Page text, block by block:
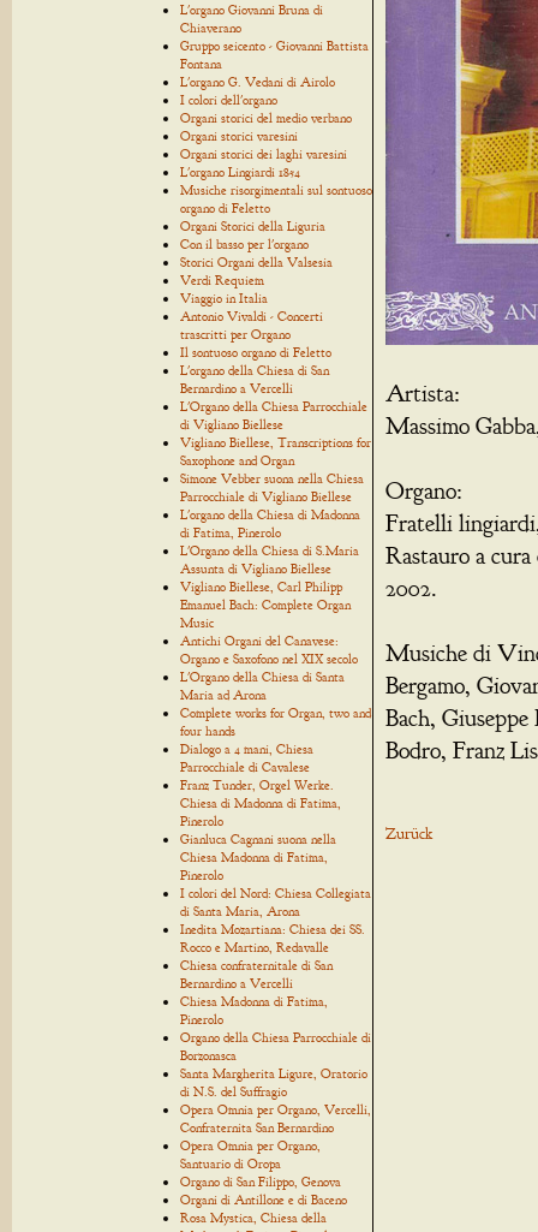
L'organo Giovanni Bruna di
Chiaverano
Gruppo seicento - Giovanni Battista
Fontana
L'organo G. Vedani di Airolo
I colori dell'organo
Organi storici del medio verbano
Organi storici varesini
Organi storici dei laghi varesini
L'organo Lingiardi 1854
Musiche risorgimentali sul sontuoso
organo di Feletto
Organi Storici della Liguria
Con il basso per l'organo
Storici Organi della Valsesia
Verdi Requiem
Viaggio in Italia
Antonio Vivaldi - Concerti
trascritti per Organo
Il sontuoso organo di Feletto
L'organo della Chiesa di San
Bernardino a Vercelli
L'Organo della Chiesa Parrocchiale
di Vigliano Biellese
Vigliano Biellese, Transcriptions for
Saxophone and Organ
Simone Vebber suona nella Chiesa
Parrocchiale di Vigliano Biellese
L'organo della Chiesa di Madonna
di Fatima, Pinerolo
L'Organo della Chiesa di S.Maria
Assunta di Vigliano Biellese
Vigliano Biellese, Carl Philipp
Emanuel Bach: Complete Organ
Music
Antichi Organi del Canavese:
Organo e Saxofono nel XIX secolo
L'Organo della Chiesa di Santa
Maria ad Arona
Complete works for Organ, two and
four hands
Dialogo a 4 mani, Chiesa
Parrocchiale di Cavalese
Franz Tunder, Orgel Werke.
Chiesa di Madonna di Fatima,
Pinerolo
Gianluca Cagnani suona nella
Chiesa Madonna di Fatima,
Pinerolo
I colori del Nord: Chiesa Collegiata
di Santa Maria, Arona
Inedita Mozartiana: Chiesa dei SS.
Rocco e Martino, Redavalle
Chiesa confraternitale di San
Bernardino a Vercelli
Chiesa Madonna di Fatima,
Pinerolo
Organo della Chiesa Parrocchiale di
Borzonasca
Santa Margherita Ligure, Oratorio
di N.S. del Suffragio
Opera Omnia per Organo, Vercelli,
Confraternita San Bernardino
Opera Omnia per Organo,
Santuario di Oropa
Organo di San Filippo, Genova
Organi di Antillone e di Baceno
Rosa Mystica, Chiesa della
Artista:
Massimo
Organo:
Fratelli
Rastauro a
2002.
Musiche di
Bergamo,
Bach,
Bodro, Franz
Zurück